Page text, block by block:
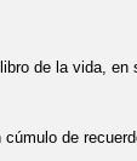
de la vida,
de